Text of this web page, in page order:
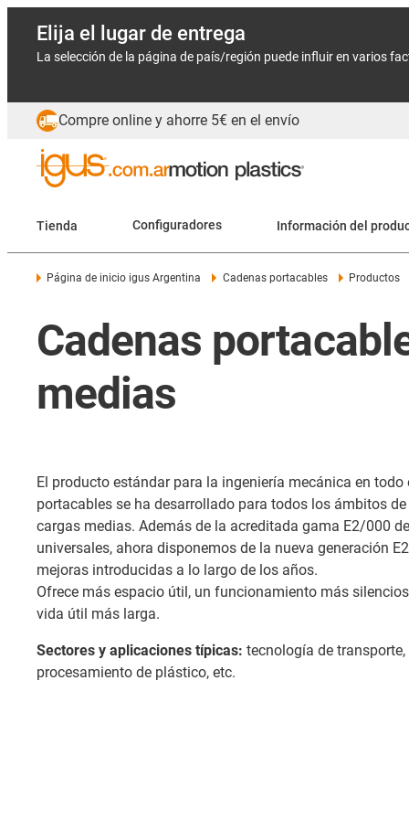
Elija el lugar de entrega
La selección de la página de país/región puede influir en varios
Compre online y ahorre 5€ en el envío
Tienda Configuradores Información del
Página de inicio igus Argentina Cadenas portacables Productos
Cadenas
medias
El producto estándar para la ingeniería mecánica en
portacables se ha desarrollado para todos los ámbitos
cargas medias. Además de la acreditada gama E2/000
universales, ahora disponemos de la nueva generación
mejoras introducidas a lo largo de los años.
Ofrece más espacio útil, un funcionamiento más
vida útil más larga.
Sectores y aplicaciones típicas: tecnología de
procesamiento de plástico, etc.